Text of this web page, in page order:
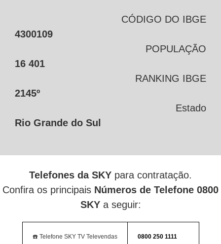
CÓDIGO DO IBGE
4300109
POPULAÇÃO
16 401
RANKING IBGE
2145º
Estado
Rio Grande do Sul
Telefones da SKY para contratação.
Confira os principais Números de Telefone 0800
SKYa seguir:
☎️ Telefone SKY TV Televendas 0800 250 1111